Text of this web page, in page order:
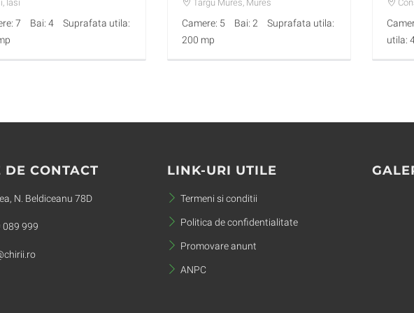
, Iasi
7 Bai: 4
Suprafata utila:
Targu Mures, Mures
Camere: 5 Bai: 2
Suprafata utila:
200 mp
utila:
DE CONTACT
N. Beldiceanu 78D
089 999
LINK-URI UTILE
Termeni si conditii
Politica de confidentialitate
Promovare anunt
ANPC